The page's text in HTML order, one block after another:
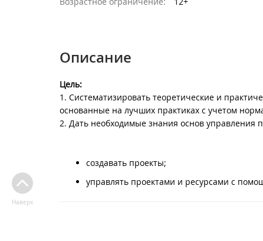
Описание
Цель:
1. Систематизировать теоретические и
основанные на лучших практиках с учетом
2. Дать необходимые знания основ управления
создавать проекты;
управлять проектами и ресурсами с
Наверх